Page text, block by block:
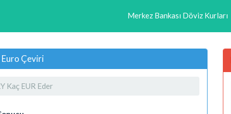
Merkez Bankası Döviz Kurları
Euro Çeviri
Kaç EUR Eder